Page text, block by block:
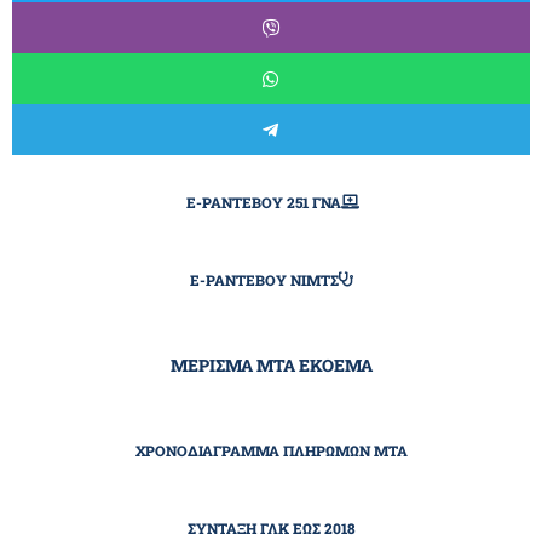
E-ΡΑΝΤΕΒΟΎ 251 ΓΝΑ
E-ΡΑΝΤΕΒΟΎ ΝΙΜΤΣ
ΜΕΡΙΣΜΑ ΜΤΑ ΕΚΟΕΜΑ
ΧΡΟΝΟΔΙΆΓΡΑΜΜΑ ΠΛΗΡΩΜΏΝ ΜΤΑ
ΣΎΝΤΑΞΗ ΓΛΚ ΕΩΣ 2018